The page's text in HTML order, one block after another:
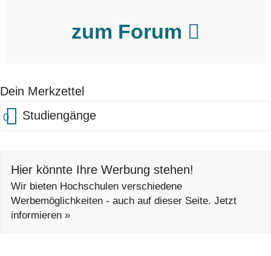
zum Forum
Dein Merkzettel
0 Studiengänge
Hier könnte Ihre Werbung stehen!
Wir bieten Hochschulen verschiedene
Werbemöglichkeiten - auch auf dieser Seite. Jetzt
informieren »